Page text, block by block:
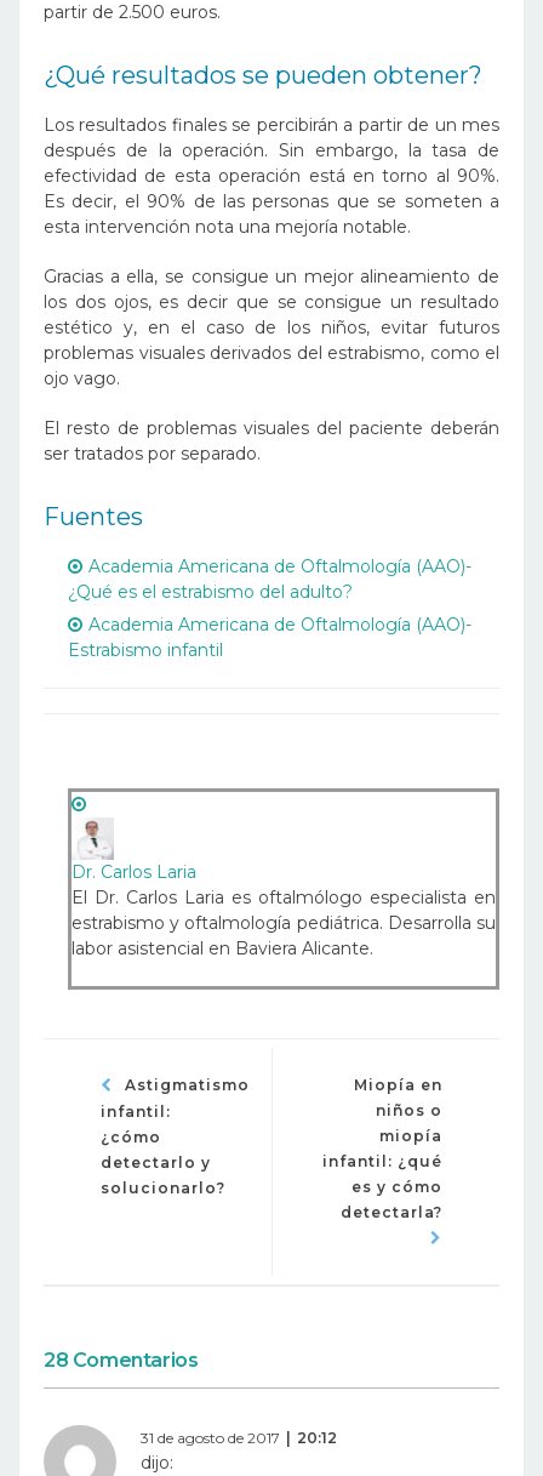
partir de 2.500 euros.
¿Qué resultados se pueden obtener?
Los resultados finales se percibirán a partir de un mes
después de la operación. Sin embargo, la tasa de
efectividad de esta operación está en torno al 90%.
Es decir, el 90% de las personas que se someten a
esta intervención nota una mejoría notable.
Gracias a ella, se consigue un mejor alineamiento de
los dos ojos, es decir que se consigue un resultado
estético y, en el caso de los niños, evitar futuros
problemas visuales derivados del estrabismo, como el
ojo vago.
El resto de problemas visuales del paciente deberán
ser tratados por separado.
Fuentes
Academia Americana de Oftalmología (AAO)-
¿Qué es el estrabismo del adulto?
Academia Americana de Oftalmología (AAO)-
Estrabismo infantil
Dr. Carlos Laria
El Dr. Carlos Laria es oftalmólogo especialista en
estrabismo y oftalmología pediátrica. Desarrolla su
labor asistencial en Baviera Alicante.
Astigmatismo
infantil:
¿cómo
detectarlo y
solucionarlo?
Miopía en
niños o
miopía
infantil: ¿qué
es y cómo
detectarla?
28 Comentarios
31 de agosto de 2017 20:12
dijo: